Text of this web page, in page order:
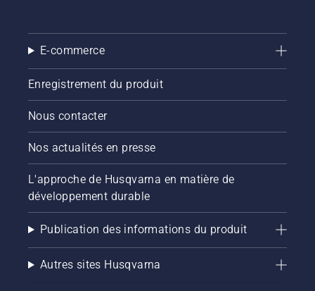
E-commerce
Enregistrement du produit
Nous contacter
Nos actualités en presse
L'approche de Husqvarna en matière de
développement durable
Publication des informations du produit
Autres sites Husqvarna